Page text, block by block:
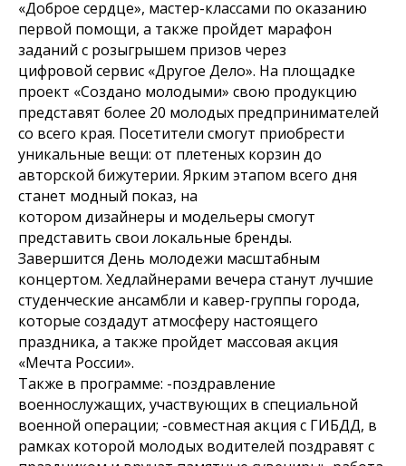
«Доброе сердце», мастер-классами по оказанию
первой помощи, а также пройдет марафон
заданий с розыгрышем призов через
цифровой сервис «Другое Дело». На площадке
проект «Создано молодыми» свою продукцию
представят более 20 молодых предпринимателей
со всего края. Посетители смогут приобрести
уникальные вещи: от плетеных корзин до
авторской бижутерии. Ярким этапом всего дня
станет модный показ, на
котором дизайнеры и модельеры смогут
представить свои локальные бренды.
Завершится День молодежи масштабным
концертом. Хедлайнерами вечера станут лучшие
студенческие ансамбли и кавер-группы города,
которые создадут атмосферу настоящего
праздника, а также пройдет массовая акция
«Мечта России».
Также в программе: -поздравление
военнослужащих, участвующих в специальной
военной операции; -совместная акция с ГИБДД, в
рамках которой молодых водителей поздравят с